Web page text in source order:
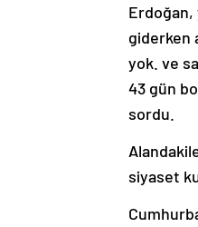
Erdoğan,
giderken
yok. ve
43 gün
sordu.
siyaset